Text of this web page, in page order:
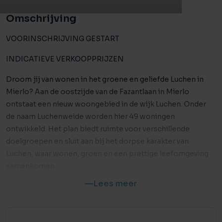
Omschrijving
VOORINSCHRIJVING GESTART
INDICATIEVE VERKOOPPRIJZEN
Droom jij van wonen in het groene en geliefde Luchen in
Mierlo? Aan de oostzijde van de Fazantlaan in Mierlo
ontstaat een nieuw woongebied in de wijk Luchen. Onder
de naam Luchenweide worden hier 49 woningen
ontwikkeld. Het plan biedt ruimte voor verschillende
doelgroepen en sluit aan bij het dorpse karakter van
In Luchenweide worden 41 koopwoningen gerealiseerd,
Lees meer